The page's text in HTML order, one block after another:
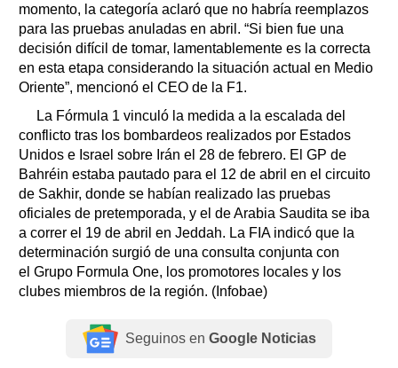
momento, la categoría aclaró que no habría reemplazos
para las pruebas anuladas en abril. “Si bien fue una
decisión difícil de tomar, lamentablemente es la correcta
en esta etapa considerando la situación actual en Medio
Oriente”, mencionó el CEO de la F1.
La Fórmula 1 vinculó la medida a la escalada del
conflicto tras los bombardeos realizados por Estados
Unidos e Israel sobre Irán el 28 de febrero. El GP de
Bahréin estaba pautado para el 12 de abril en el circuito
de Sakhir, donde se habían realizado las pruebas
oficiales de pretemporada, y el de Arabia Saudita se iba
a correr el 19 de abril en Jeddah. La FIA indicó que la
determinación surgió de una consulta conjunta con
el Grupo Formula One, los promotores locales y los
clubes miembros de la región. (Infobae)
Seguinos en Google Noticias